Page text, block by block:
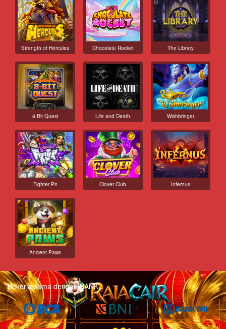
Strength of Hercules Chocolate Rocket The Library
8-Bit Quest Life and Death Wishbringer
Fighter Pit Clover Club Infernus
Ancient Paws
Bekerja sama dengan BANK :